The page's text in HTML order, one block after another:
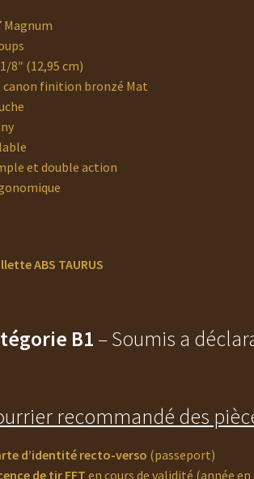
Magnum
8″ (12,95 cm)
canon finition bronzé Mat
et double action
ABS TAURUS
B1 – Soumis a
recommandé des
d’identité recto-verso (passeport)
de tir FFTen cours de validité (année en